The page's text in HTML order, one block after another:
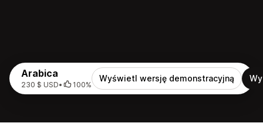
Arabica
230 $ USD• 100%
Wyświetl wersję demonstracyjną